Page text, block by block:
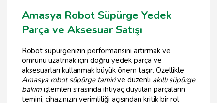
Amasya Robot Süpürge Yedek
Parça ve Aksesuar Satışı
Robot süpürgenizin performansını artırmak ve
ömrünü uzatmak için doğru yedek parça ve
aksesuarları kullanmak büyük önem taşır. Özellikle
Amasya robot süpürge tamirive düzenli akıllı süpürge
bakım işlemleri sırasında ihtiyaç duyulan parçaların
temini, cihazınızın verimliliği açısından kritik bir rol